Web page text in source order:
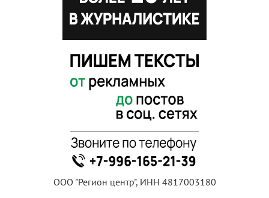
ООО "Регион центр", ИНН 4817003180